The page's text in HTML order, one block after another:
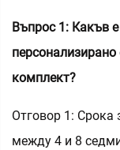
Въпрос 1: Какъв
комплект?
Отговор 1: Срока
между 4 и 8